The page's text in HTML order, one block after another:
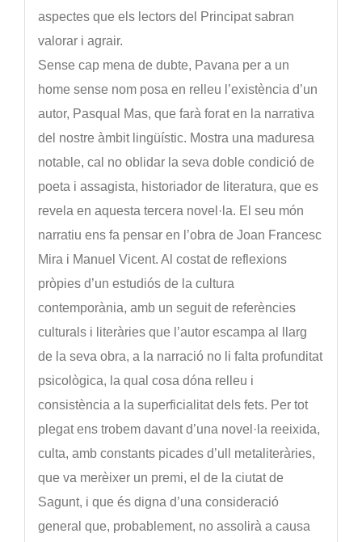
aspectes que els lectors del Principat sabran
valorar i agrair.
Sense cap mena de dubte, Pavana per a un
home sense nom posa en relleu l’existència d’un
autor, Pasqual Mas, que farà forat en la narrativa
del nostre àmbit lingüístic. Mostra una maduresa
notable, cal no oblidar la seva doble condició de
poeta i assagista, historiador de literatura, que es
revela en aquesta tercera novel·la. El seu món
narratiu ens fa pensar en l’obra de Joan Francesc
Mira i Manuel Vicent. Al costat de reflexions
pròpies d’un estudiós de la cultura
contemporània, amb un seguit de referències
culturals i literàries que l’autor escampa al llarg
de la seva obra, a la narració no li falta profunditat
psicològica, la qual cosa dóna relleu i
consistència a la superficialitat dels fets. Per tot
plegat ens trobem davant d’una novel·la reeixida,
culta, amb constants picades d’ull metaliteràries,
que va merèixer un premi, el de la ciutat de
Sagunt, i que és digna d’una consideració
general que, probablement, no assolirà a causa